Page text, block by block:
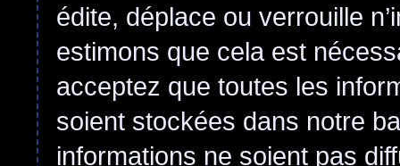
édite, déplace ou verrouille
estimons que cela est
acceptez que toutes les
soient stockées dans notre
informations ne soient pas